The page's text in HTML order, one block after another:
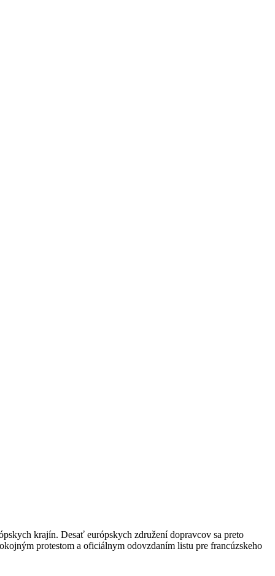
krajín. Desať európskych združení dopravcov sa preto
protestom a oficiálnym odovzdaním listu pre francúzskeho